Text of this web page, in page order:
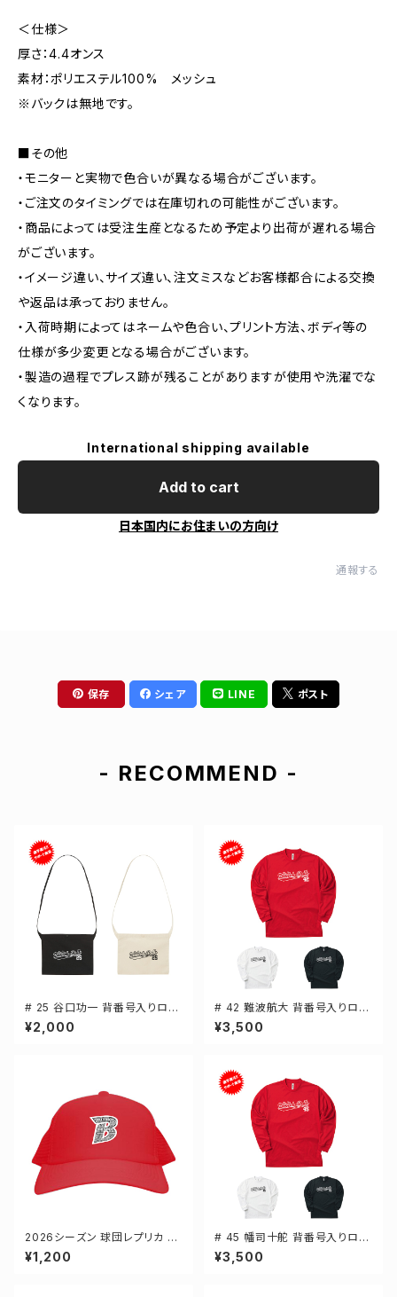
＜仕様＞
厚さ：4.4オンス
素材：ポリエステル100% メッシュ
※バックは無地です。
■その他
・モニターと実物で色合いが異なる場合がございます。
・ご注文のタイミングでは在庫切れの可能性がございます。
・商品によっては受注生産となるため予定より出荷が遅れる場合
がございます。
・イメージ違い、サイズ違い、注文ミスなどお客様都合による交換
や返品は承っておりません。
・入荷時期によってはネームや色合い、プリント方法、ボディ等の
仕様が多少変更となる場合がございます。
・製造の過程でプレス跡が残ることがありますが使用や洗濯でな
くなります。
International shipping available
Add to cart
日本国内にお住まいの方向け
通報する
保存 シェア LINE ポスト
- RECOMMEND -
# 25 谷口功一 背番号入りロゴ
キャンバスサコッシュ 選手還元
2カラー 001461
¥2,000
# 42 難波航大 背番号入りロゴ
ドライTシャツ 長袖 選手還元 3
カラー S-5Lサイズ 000304
¥3,500
2026シーズン 球団レプリカ メ
ッシュキャップ レッド フリーサイ
ズ 3-000700
¥1,200
# 45 幡司十舵 背番号入りロゴ
ドライTシャツ 長袖 選手還元 3
カラー S-5Lサイズ 000304
¥3,500